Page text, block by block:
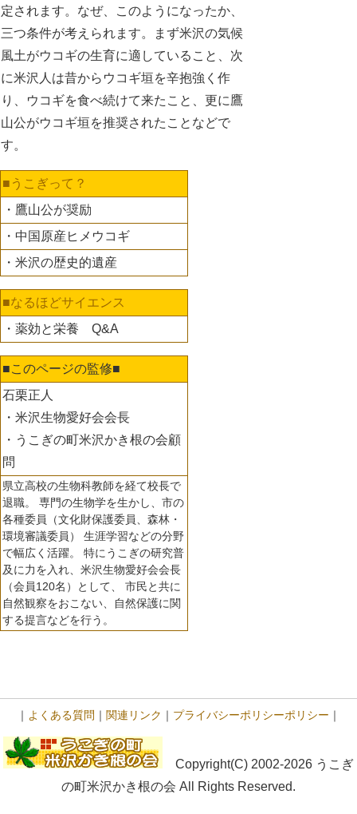
定されます。なぜ、このようになったか、
三つ条件が考えられます。まず米沢の気候
風土がウコギの生育に適していること、次
に米沢人は昔からウコギ垣を辛抱強く作
り、ウコギを食べ続けて来たこと、更に鷹
山公がウコギ垣を推奨されたことなどで
す。
■うこぎって？
・鷹山公が奨励
・中国原産ヒメウコギ
・米沢の歴史的遺産
■なるほどサイエンス
・薬効と栄養 Q&A
■このページの監修■
石栗正人
・米沢生物愛好会会長
・うこぎの町米沢かき根の会顧
問
県立高校の生物科教師を経て校長で
退職。 専門の生物学を生かし、市の
各種委員（文化財保護委員、森林・
環境審議委員） 生涯学習などの分野
で幅広く活躍。 特にうこぎの研究普
及に力を入れ、米沢生物愛好会会長
（会員120名）として、 市民と共に
自然観察をおこない、自然保護に関
する提言などを行う。
｜ よくある質問 ｜ 関連リンク ｜ プライバシーポリシーポリシー ｜
Copyright(C) 2002-2026 うこぎ
の町米沢かき根の会 All Rights Reserved.